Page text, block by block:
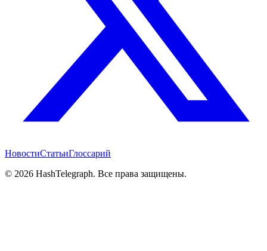
НовостиСтатьиГлоссарий
© 2026 HashTelegraph. Все права защищены.